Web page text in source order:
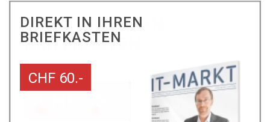
DIREKT IN IHREN
BRIEFKASTEN
CHF 60.-